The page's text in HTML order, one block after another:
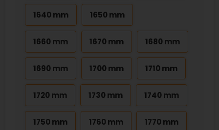
1640 mm 1650 mm
1660 mm 1670 mm 1680 mm
1690 mm 1700 mm 1710 mm
1720 mm 1730 mm 1740 mm
1750 mm 1760 mm 1770 mm